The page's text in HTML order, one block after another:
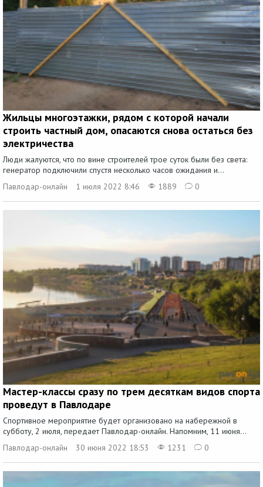
Жильцы многоэтажки, рядом с которой начали
строить частный дом, опасаются снова остаться без
электричества
Люди жалуются, что по вине строителей трое суток были без света:
генератор подключили спустя несколько часов ожидания и...
Павлодар-онлайн
1 июля 2022 8:46 1889 0
Мастер-классы сразу по трем десяткам видов спорта
проведут в Павлодаре
Спортивное мероприятие будет организовано на набережной в
субботу, 2 июля, передает Павлодар-онлайн. Напомним, 11 июня...
Павлодар-онлайн
30 июня 2022 18:53 1231 0